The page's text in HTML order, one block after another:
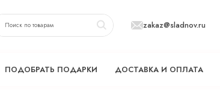
zakaz@sladnov.ru
ПОДОБРАТЬ ПОДАРКИ ДОСТАВКА И ОПЛАТА